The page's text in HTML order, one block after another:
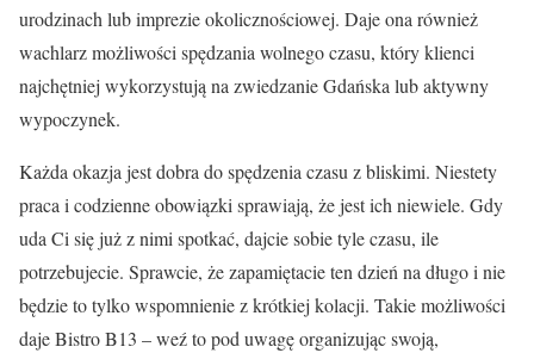
urodzinach lub imprezie okolicznościowej. Daje ona również
wachlarz możliwości spędzania wolnego czasu, który klienci
najchętniej wykorzystują na zwiedzanie Gdańska lub aktywny
wypoczynek.
Każda okazja jest dobra do spędzenia czasu z bliskimi. Niestety
praca i codzienne obowiązki sprawiają, że jest ich niewiele. Gdy
uda Ci się już z nimi spotkać, dajcie sobie tyle czasu, ile
potrzebujecie. Sprawcie, że zapamiętacie ten dzień na długo i nie
będzie to tylko wspomnienie z krótkiej kolacji. Takie możliwości
daje Bistro B13 – weź to pod uwagę organizując swoją,